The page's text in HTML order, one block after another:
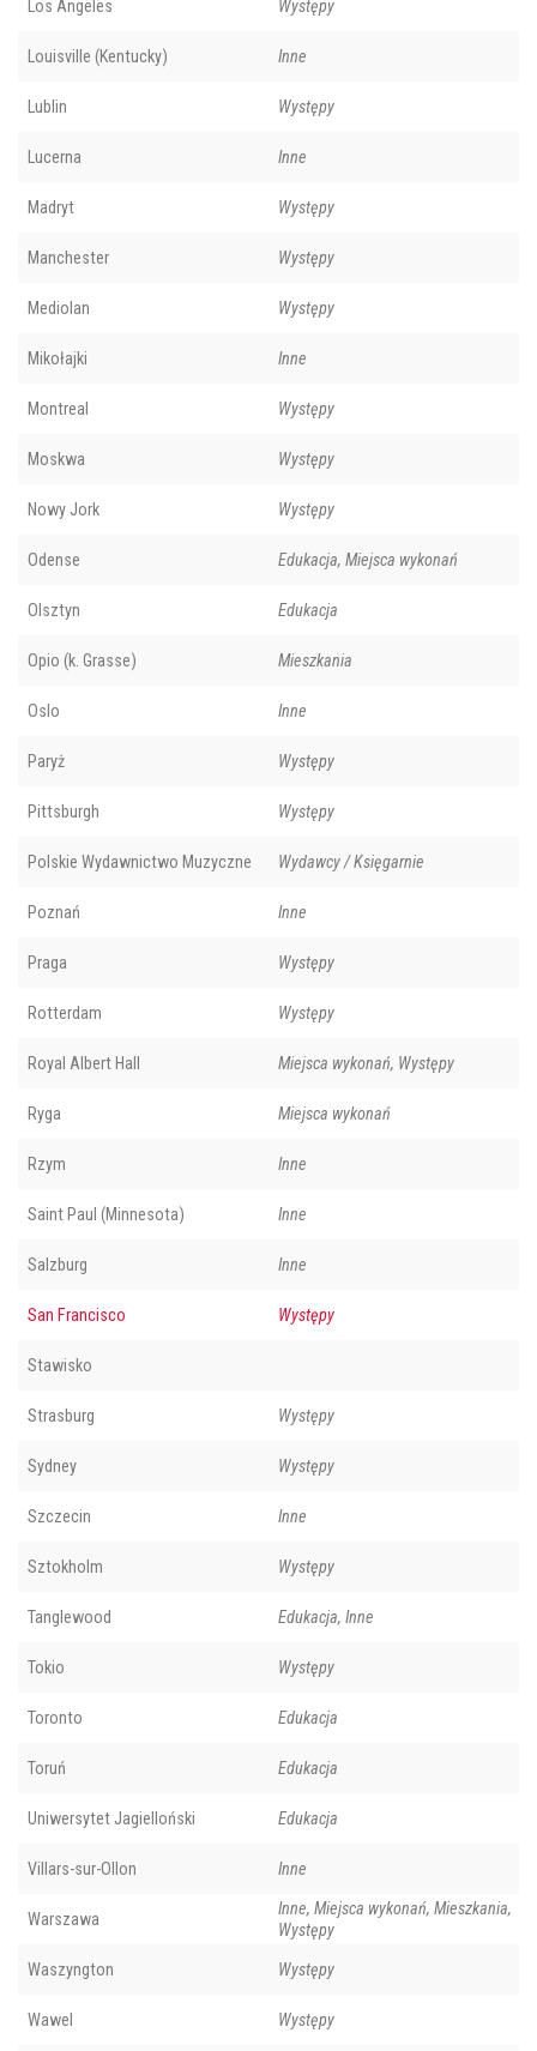
Los Angeles Występy
Louisville (Kentucky) Inne
Lublin Występy
Lucerna Inne
Madryt Występy
Manchester Występy
Mediolan Występy
Mikołajki Inne
Montreal Występy
Moskwa Występy
Nowy Jork Występy
Odense Edukacja, Miejsca wykonań
Olsztyn Edukacja
Opio (k. Grasse) Mieszkania
Oslo Inne
Paryż Występy
Pittsburgh Występy
Polskie Wydawnictwo Muzyczne Wydawcy / Księgarnie
Poznań Inne
Praga Występy
Rotterdam Występy
Royal Albert Hall Miejsca wykonań, Występy
Ryga Miejsca wykonań
Rzym Inne
Saint Paul (Minnesota) Inne
Salzburg Inne
San Francisco Występy
Stawisko
Strasburg Występy
Sydney Występy
Szczecin Inne
Sztokholm Występy
Tanglewood Edukacja, Inne
Tokio Występy
Toronto Edukacja
Toruń Edukacja
Uniwersytet Jagielloński Edukacja
Villars-sur-Ollon Inne
Warszawa
Inne, Miejsca wykonań, Mieszkania,
Występy
Waszyngton Występy
Wawel Występy